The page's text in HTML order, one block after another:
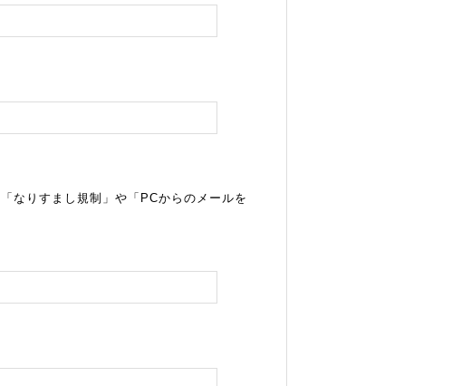
なりすまし規制」や「PCからのメールを